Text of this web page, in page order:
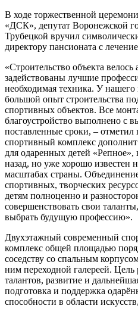
В ходе торжественной
«ДСК», депутат Воронежской
Трубецкой вручил
директору пансионата с
«Строительство объекта
задействованы лучшие
необходимая техника. У нашего
большой опыт строительства
спортивных объектов. Все
благоустройство выполнено с
поставленные сроки, –
спортивный комплекс
для одаренных детей «Репное»,
назад, но уже хорошо известен
масштабах страны.
спортивных, творческих
детям полноценно и
совершенствовать свои
выбрать будущую профессию».
Двухэтажный современный
комплекс общей площадью
соседству со спальным
ним переходной галереей.
талантов, развитие и
подготовка и поддержка
способности в области